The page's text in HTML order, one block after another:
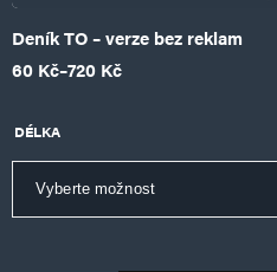
Deník TO – verze bez reklam
60 Kč–720 Kč
Rozpětí cen: 60 Kč až 720 Kč
DÉLKA